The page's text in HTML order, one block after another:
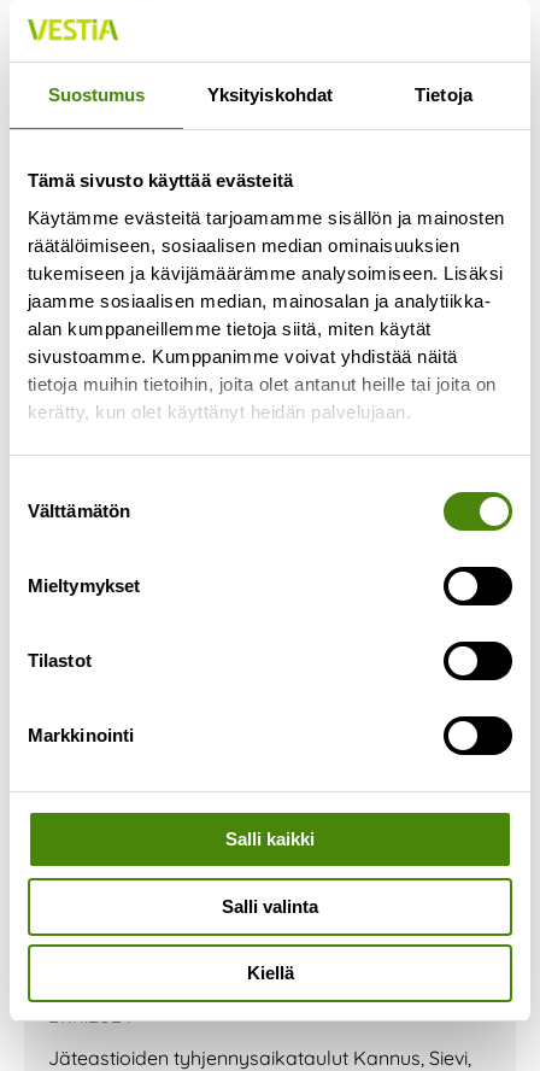
Suostumus Yksityiskohdat Tietoja
Tämä sivusto käyttää evästeitä
Käytämme evästeitä tarjoamamme sisällön ja mainosten
räätälöimiseen, sosiaalisen median ominaisuuksien
tukemiseen ja kävijämäärämme analysoimiseen. Lisäksi
jaamme sosiaalisen median, mainosalan ja analytiikka-
alan kumppaneillemme tietoja siitä, miten käytät
sivustoamme. Kumppanimme voivat yhdistää näitä
tietoja muihin tietoihin, joita olet antanut heille tai joita on
kerätty, kun olet käyttänyt heidän palvelujaan.
valinta
Välttämätön
Mieltymykset
Tilastot
Markkinointi
Salli kaikki
Salli valinta
Kiellä
REKRY: Valvomo-operaattori
29.11.2024
Haemme nyt työntekijää lajittelupihojen
etävalvomoon Ylivieskaan. Työ sisältää
lajittelupihojen etävalvontaa, asiakkaiden
opastusta ja neuvontaa sekä lajittelupihojen
Itsenäisyyspäiväviikon
jätehuolto ja aukioloajat
27.11.2024
Jäteastioiden tyhjennysaikataulut Kannus, Sievi,